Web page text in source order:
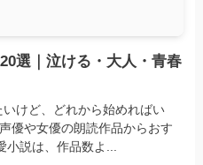
選｜泣ける・大人・青春
けど、どれから始めればい
優や女優の朗読作品からおす
小説は、作品数よ...